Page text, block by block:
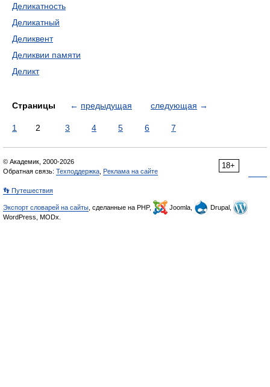
Деликатность
Деликатный
Деликвент
Деликвии памяти
Деликт
Страницы ← предыдущая следующая →
1 2 3 4 5 6 7
18+
© Академик, 2000-2026
Обратная связь: Техподдержка Реклама на сайте
👣 Путешествия
Экспорт словарей на сайты , сделанные на PHP, Joomla,
Drupal,
WordPress, MODx.